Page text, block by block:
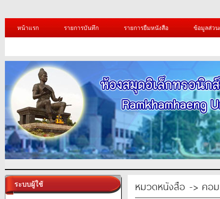
หน้าแรก รายการบันทึก รายการยืมหนังสือ ข้อมูลส่ว
ระบบผู้ใช้ หมวดหนังสือ -> คอ